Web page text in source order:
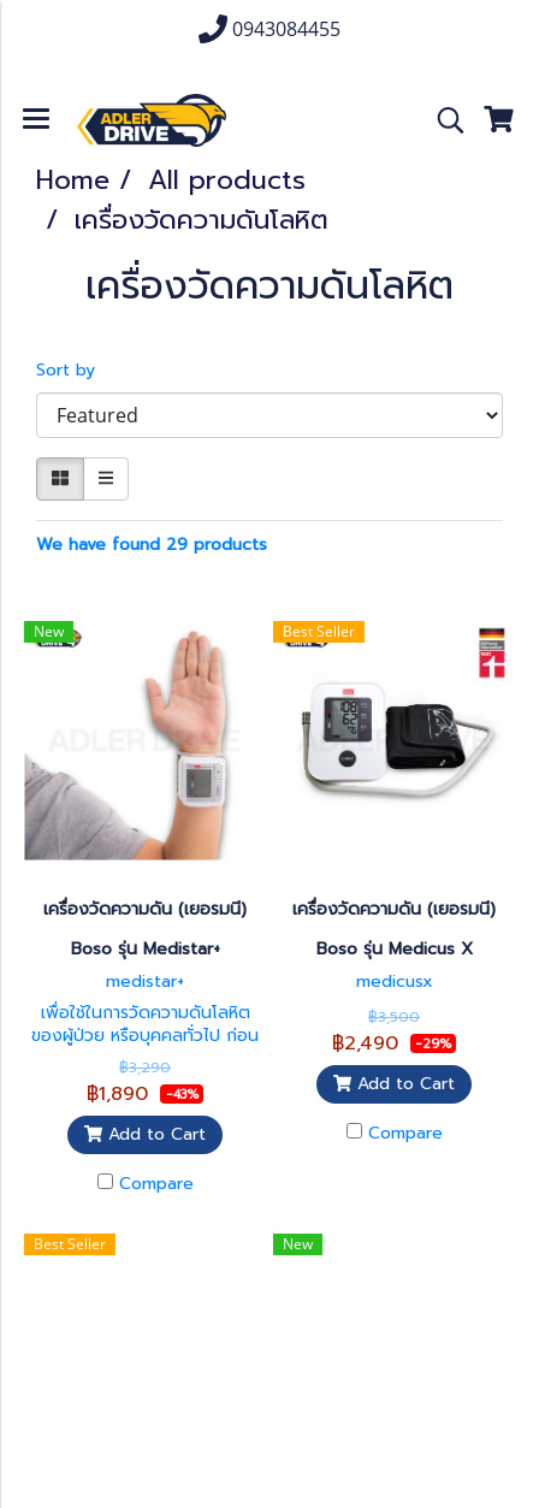
0943084455
Home
All products
เครื่องวัดความดันโลหิต
เครื่องวัดความดันโลหิต
Sort by
We have found 29 products
New
เครื่องวัดความดัน (เยอรมนี)
Boso รุ่น Medistar+
medistar+
เพื่อใช้ในการวัดความดันโลหิต
ของผู้ป่วย หรือบุคคลทั่วไป ก่อน
ทำกิจกรรมต่าง ๆ เช่น การรักษา
ทันตกรรม, การตรวจร่างกาย,
การบริจาคเลือด, ก่อนออกกำลัง
กายหนัก รวมไปถึงการทำ
กิจกรรมที่เสี่ยงต่อการทำงาน
ของหัวใจอย่างหนัก เพื่อตรวจ
สอบแรงดันของหลอดเลือด การ
ถึงการเต้นของหัวใจว่า อยู่ใน
฿3,290
฿1,890 -43%
Add to Cart
Compare
Best Seller
เครื่องวัดความดัน (เยอรมนี)
Boso รุ่น Medicus X
medicusx
฿3,500
฿2,490 -29%
Add to Cart
Compare
Best Seller New